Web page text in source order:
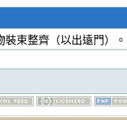
裝束整齊（以出遠門）